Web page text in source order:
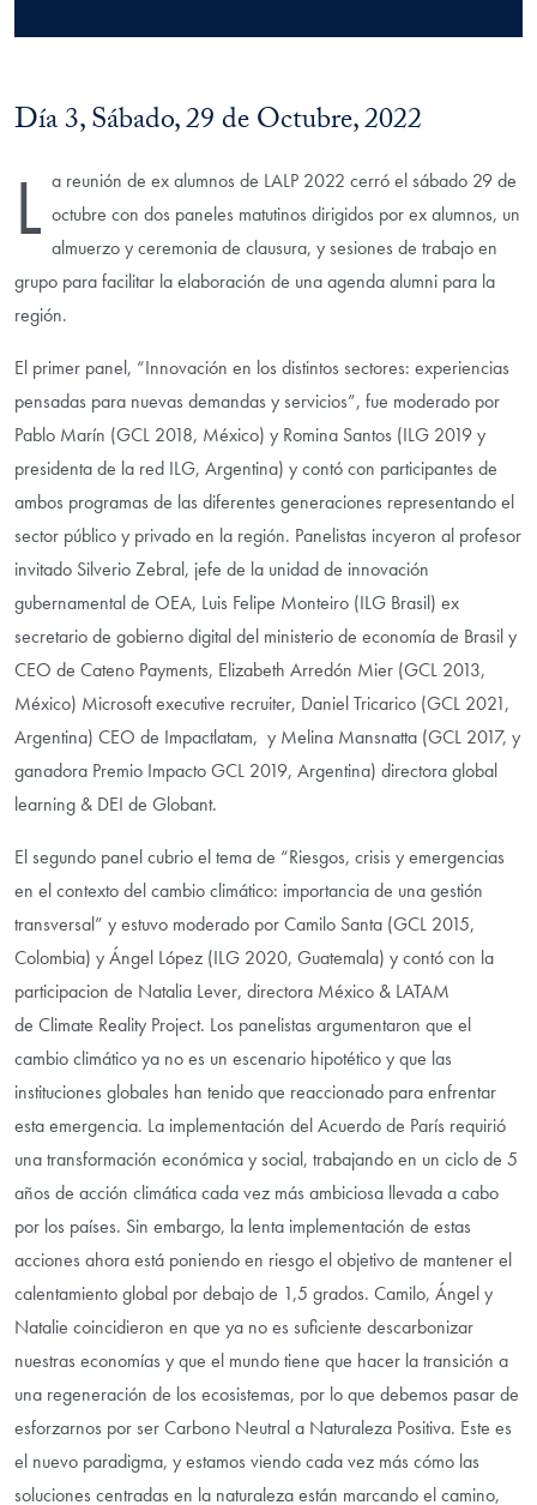
Día 3, Sábado, 29 de Octubre, 2022
L a reunión de ex alumnos de LALP 2022 cerró el sábado 29 de
octubre con dos paneles matutinos dirigidos por ex alumnos, un
almuerzo y ceremonia de clausura, y sesiones de trabajo en
grupo para facilitar la elaboración de una agenda alumni para la
región.
El primer panel, “Innovación en los distintos sectores: experiencias
pensadas para nuevas demandas y servicios”, fue moderado por
Pablo Marín (GCL 2018, México) y Romina Santos (ILG 2019 y
presidenta de la red ILG, Argentina) y contó con participantes de
ambos programas de las diferentes generaciones representando el
sector público y privado en la región. Panelistas incyeron al profesor
invitado Silverio Zebral, jefe de la unidad de innovación
gubernamental de OEA, Luis Felipe Monteiro (ILG Brasil) ex
secretario de gobierno digital del ministerio de economía de Brasil y
CEO de Cateno Payments, Elizabeth Arredón Mier (GCL 2013,
México) Microsoft executive recruiter, Daniel Tricarico (GCL 2021,
Argentina) CEO de Impactlatam, y Melina Mansnatta (GCL 2017, y
ganadora Premio Impacto GCL 2019, Argentina) directora global
learning & DEI de Globant.
El segundo panel cubrio el tema de “Riesgos, crisis y emergencias
en el contexto del cambio climático: importancia de una gestión
transversal” y estuvo moderado por Camilo Santa (GCL 2015,
Colombia) y Ángel López (ILG 2020, Guatemala) y contó con la
participacion de Natalia Lever, directora México & LATAM
de Climate Reality Project. Los panelistas argumentaron que el
cambio climático ya no es un escenario hipotético y que las
instituciones globales han tenido que reaccionado para enfrentar
esta emergencia. La implementación del Acuerdo de París requirió
una transformación económica y social, trabajando en un ciclo de 5
años de acción climática cada vez más ambiciosa llevada a cabo
por los países. Sin embargo, la lenta implementación de estas
acciones ahora está poniendo en riesgo el objetivo de mantener el
calentamiento global por debajo de 1,5 grados. Camilo, Ángel y
Natalie coincidieron en que ya no es suficiente descarbonizar
nuestras economías y que el mundo tiene que hacer la transición a
una regeneración de los ecosistemas, por lo que debemos pasar de
esforzarnos por ser Carbono Neutral a Naturaleza Positiva. Este es
el nuevo paradigma, y estamos viendo cada vez más cómo las
soluciones centradas en la naturaleza están marcando el camino,